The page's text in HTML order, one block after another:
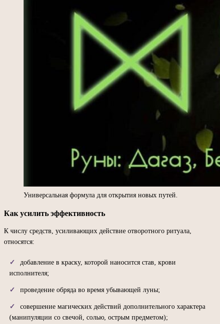
Универсальная формула для открытия новых путей.
Как усилить эффективность
К числу средств, усиливающих действие отворотного ритуала,
относятся:
добавление в краску, которой наносится став, крови
исполнителя;
проведение обряда во время убывающей луны;
совершение магических действий дополнительного характера
(манипуляции со свечой, солью, острым предметом);